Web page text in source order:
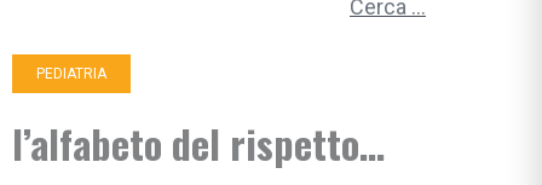
PEDIATRIA
l’alfabeto del rispetto…